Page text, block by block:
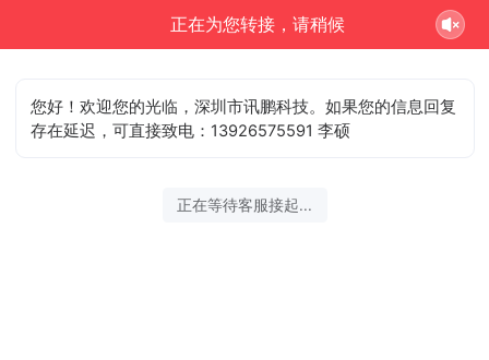
正在为您转接，请稍候
您好！欢迎您的光临，深圳市讯鹏科技。如果您的信息回复
存在延迟，可直接致电：13926575591 李硕
正在等待客服接起...